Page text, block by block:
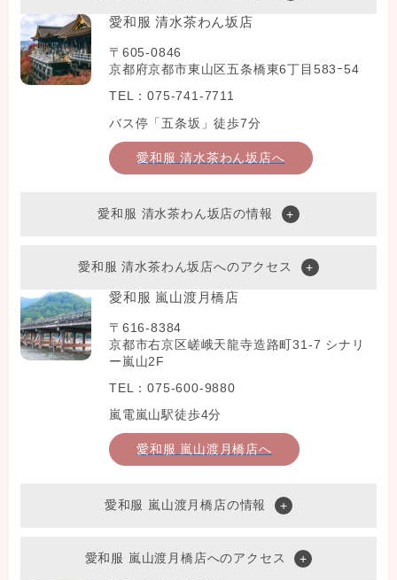
愛和服 清水茶わん坂店
〒605-0846
京都府京都市東山区五条橋東6丁目583ｰ54
TEL：075-741-7711
バス停「五条坂」徒歩7分
愛和服 清水茶わん坂店へ
愛和服 清水茶わん坂店の情報
愛和服 清水茶わん坂店へのアクセス
愛和服 嵐山渡月橋店
〒616-8384
京都市右京区嵯峨天龍寺造路町31-7 シナリ
ー嵐山2F
TEL：075-600-9880
嵐電嵐山駅徒歩4分
愛和服 嵐山渡月橋店へ
愛和服 嵐山渡月橋店の情報
愛和服 嵐山渡月橋店へのアクセス